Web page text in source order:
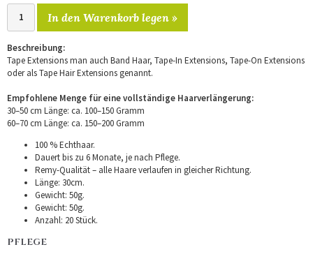
In den Warenkorb legen »
Beschreibung:
Tape Extensions man auch Band Haar, Tape-In Extensions, Tape-On Extensions
oder als Tape Hair Extensions genannt.
Empfohlene Menge für eine vollständige Haarverlängerung:
30–50 cm Länge: ca. 100–150 Gramm
60–70 cm Länge: ca. 150–200 Gramm
100 % Echthaar.
Dauert bis zu 6 Monate, je nach Pflege.
Remy-Qualität – alle Haare verlaufen in gleicher Richtung.
Länge: 30cm.
Gewicht: 50g.
Gewicht: 50g.
Anzahl: 20 Stück.
PFLEGE